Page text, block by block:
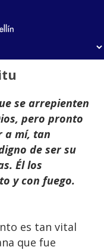
se arrepienten
pero pronto
a mí, tan
de ser su
Él los
y con fuego.
es tan vital
que fue